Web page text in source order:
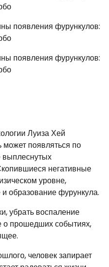
Луиза Хей
появляться по
выплеснутых
негативные
уровне,
образование фурункула.
убрать воспаление
о прошедших событиях,
человек запирает